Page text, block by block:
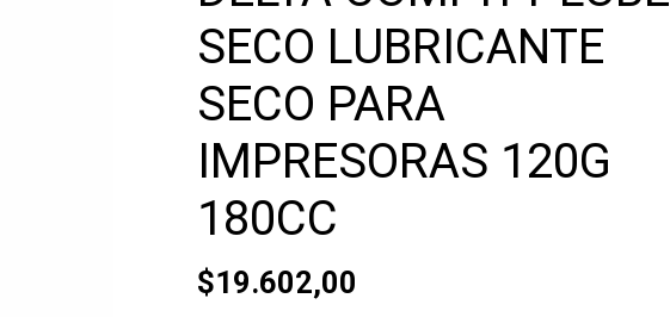
SECO LUBRICANTE
SECO PARA
IMPRESORAS 120G
180CC
$19.602,00